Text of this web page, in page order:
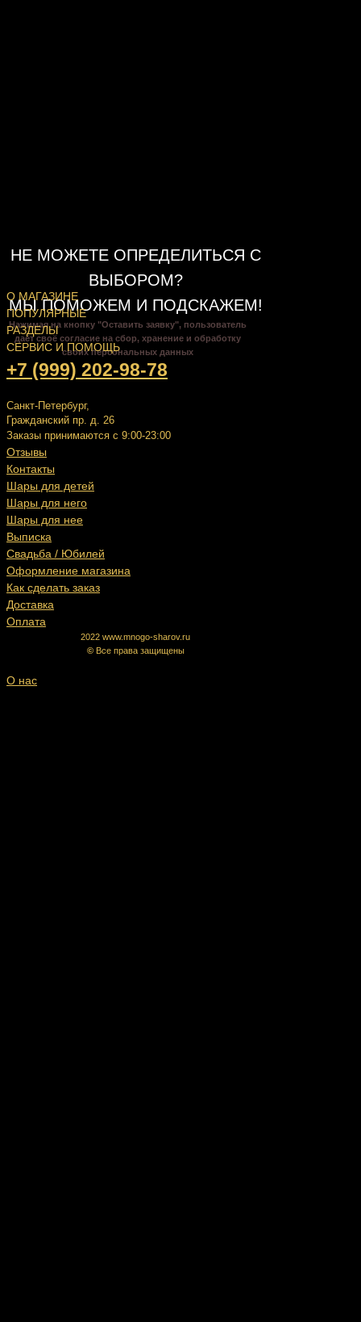
НЕ МОЖЕТЕ ОПРЕДЕЛИТЬСЯ С
ВЫБОРОМ?
МЫ ПОМОЖЕМ И ПОДСКАЖЕМ!
Нажимая на кнопку "Оставить заявку", пользователь
даёт своё согласие на сбор, хранение и обработку
своих персональных данных
О МАГАЗИНЕ
ПОПУЛЯРНЫЕ
РАЗДЕЛЫ
СЕРВИС И ПОМОЩЬ
+7 (999) 202-98-78
Санкт-Петербург,
Гражданский пр. д. 26
Заказы принимаются с 9:00-23:00
Отзывы
Контакты
Шары для детей
Шары для него
Шары для нее
Выписка
Свадьба / Юбилей
Оформление магазина
Как сделать заказ
Доставка
Оплата
2022 www.mnogo-sharov.ru
© Все права защищены
О нас